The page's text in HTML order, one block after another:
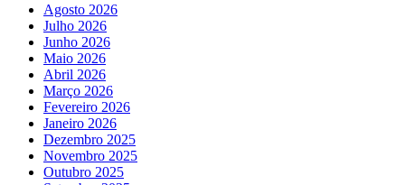
Agosto 2026
Julho 2026
Junho 2026
Maio 2026
Abril 2026
Março 2026
Fevereiro 2026
Janeiro 2026
Dezembro 2025
Novembro 2025
Outubro 2025